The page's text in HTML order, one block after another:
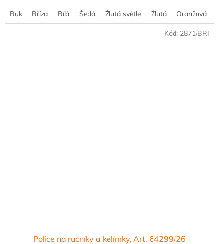
Buk Bříza Bílá Šedá Žlutá světle Žlutá Oranžová
Police na ručníky a kelímky, Art. 64299/26
Kód: 2871/BRI